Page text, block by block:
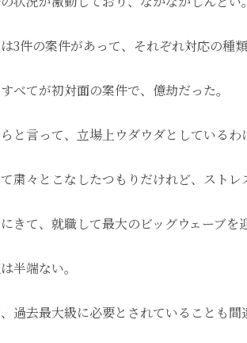
3件の案件があって、それぞれ対応の種
べてが初対面の案件で、億劫だった。
と言って、立場上ウダウダとしているわ
粛々とこなしたつもりだけれど、スト
きて、就職して最大のビッグウェーブを
半端ない。
過去最大級に必要とされていることも間